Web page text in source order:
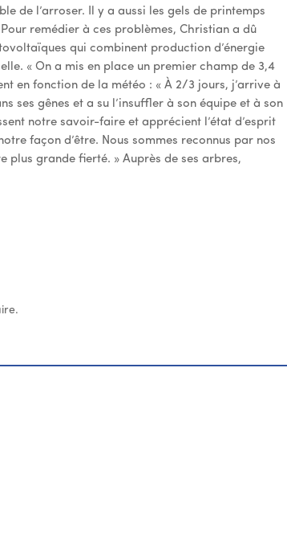
de l’arroser. Il y a aussi les gels de printemps
remédier à ces problèmes, Christian a dû
qui combinent production d’énergie
« On a mis en place un premier champ de 3,4
en fonction de la météo : « À 2/3 jours, j’arrive à
ses gênes et a su l’insuffler à son équipe et à son
notre savoir-faire et apprécient l’état d’esprit
façon d’être. Nous sommes reconnus par nos
plus grande fierté. » Auprès de ses arbres,